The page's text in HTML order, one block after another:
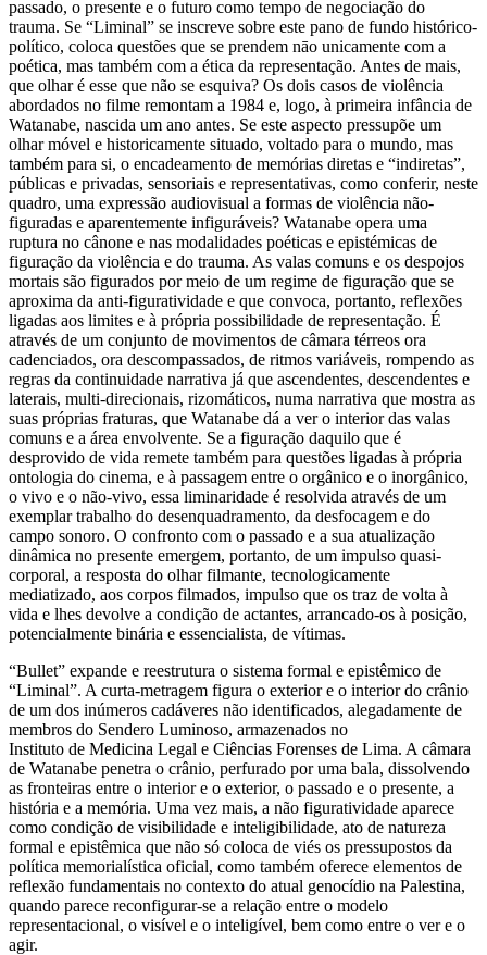
passado, o presente e o futuro como tempo de negociação do
trauma. Se “Liminal” se inscreve sobre este pano de fundo histórico-
político, coloca questões que se prendem nāo unicamente com a
poética, mas também com a ética da representação. Antes de mais,
que olhar é esse que não se esquiva? Os dois casos de violência
abordados no filme remontam a 1984 e, logo, à primeira infância de
Watanabe, nascida um ano antes. Se este aspecto pressupõe um
olhar móvel e historicamente situado, voltado para o mundo, mas
também para si, o encadeamento de memórias diretas e “indiretas”,
públicas e privadas, sensoriais e representativas, como conferir, neste
quadro, uma expressão audiovisual a formas de violência não-
figuradas e aparentemente infiguráveis? Watanabe opera uma
ruptura no cânone e nas modalidades poéticas e epistémicas de
figuração da violência e do trauma. As valas comuns e os despojos
mortais são figurados por meio de um regime de figuração que se
aproxima da anti-figuratividade e que convoca, portanto, reflexões
ligadas aos limites e à própria possibilidade de representação. É
através de um conjunto de movimentos de câmara térreos ora
cadenciados, ora descompassados, de ritmos variáveis, rompendo as
regras da continuidade narrativa já que ascendentes, descendentes e
laterais, multi-direcionais, rizomáticos, numa narrativa que mostra as
suas próprias fraturas, que Watanabe dá a ver o interior das valas
comuns e a área envolvente. Se a figuração daquilo que é
desprovido de vida remete também para questões ligadas à própria
ontologia do cinema, e à passagem entre o orgânico e o inorgânico,
o vivo e o não-vivo, essa liminaridade é resolvida através de um
exemplar trabalho do desenquadramento, da desfocagem e do
campo sonoro. O confronto com o passado e a sua atualização
dinâmica no presente emergem, portanto, de um impulso quasi-
corporal, a resposta do olhar filmante, tecnologicamente
mediatizado, aos corpos filmados, impulso que os traz de volta à
vida e lhes devolve a condição de actantes, arrancado-os à posição,
potencialmente binária e essencialista, de vítimas.
“Bullet” expande e reestrutura o sistema formal e epistêmico de
“Liminal”. A curta-metragem figura o exterior e o interior do crânio
de um dos inúmeros cadáveres não identificados, alegadamente de
membros do Sendero Luminoso, armazenados no
Instituto de Medicina Legal e Ciências Forenses de Lima. A câmara
de Watanabe penetra o crânio, perfurado por uma bala, dissolvendo
as fronteiras entre o interior e o exterior, o passado e o presente, a
história e a memória. Uma vez mais, a não figuratividade aparece
como condição de visibilidade e inteligibilidade, ato de natureza
formal e epistêmica que não só coloca de viés os pressupostos da
política memorialística oficial, como também oferece elementos de
reflexão fundamentais no contexto do atual genocídio na Palestina,
quando parece reconfigurar-se a relação entre o modelo
representacional, o visível e o inteligível, bem como entre o ver e o
agir.